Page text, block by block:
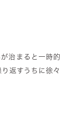
治まると一時的
返すうちに徐々